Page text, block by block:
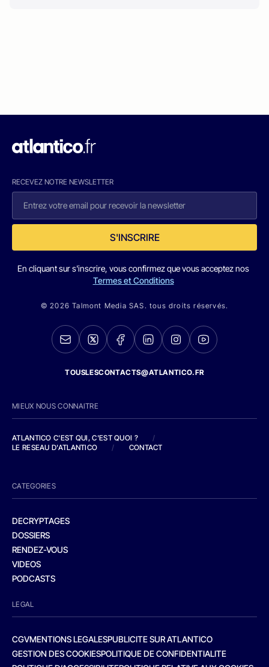
RECEVEZ NOTRE NEWSLETTER
S'INSCRIRE
En cliquant sur s'inscrire, vous confirmez que vous acceptez nos
Termes et Conditions
© 2026 Talmont Media SAS. tous droits réservés.
TOUSLESCONTACTS@ATLANTICO.FR
MIEUX NOUS CONNAITRE
ATLANTICO C'EST QUI, C'EST QUOI ?
/
LE RESEAU D'ATLANTICO
/ CONTACT
CATEGORIES
DECRYPTAGES
DOSSIERS
RENDEZ-VOUS
VIDEOS
PODCASTS
LEGAL
CGVMENTIONS LEGALESPUBLICITE SUR ATLANTICO
GESTION DES COOKIESPOLITIQUE DE CONFIDENTIALITE